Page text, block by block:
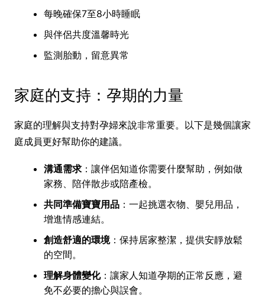
每晚確保7至8小時睡眠
與伴侶共度溫馨時光
監測胎動，留意異常
家庭的支持：孕期的力量
家庭的理解與支持對孕婦來說非常重要。以下是幾個讓家
庭成員更好幫助你的建議。
溝通需求：讓伴侶知道你需要什麼幫助，例如做
家務、陪伴散步或陪產檢。
共同準備寶寶用品：一起挑選衣物、嬰兒用品，
增進情感連結。
創造舒適的環境：保持居家整潔，提供安靜放鬆
的空間。
理解身體變化：讓家人知道孕期的正常反應，避
免不必要的擔心與誤會。